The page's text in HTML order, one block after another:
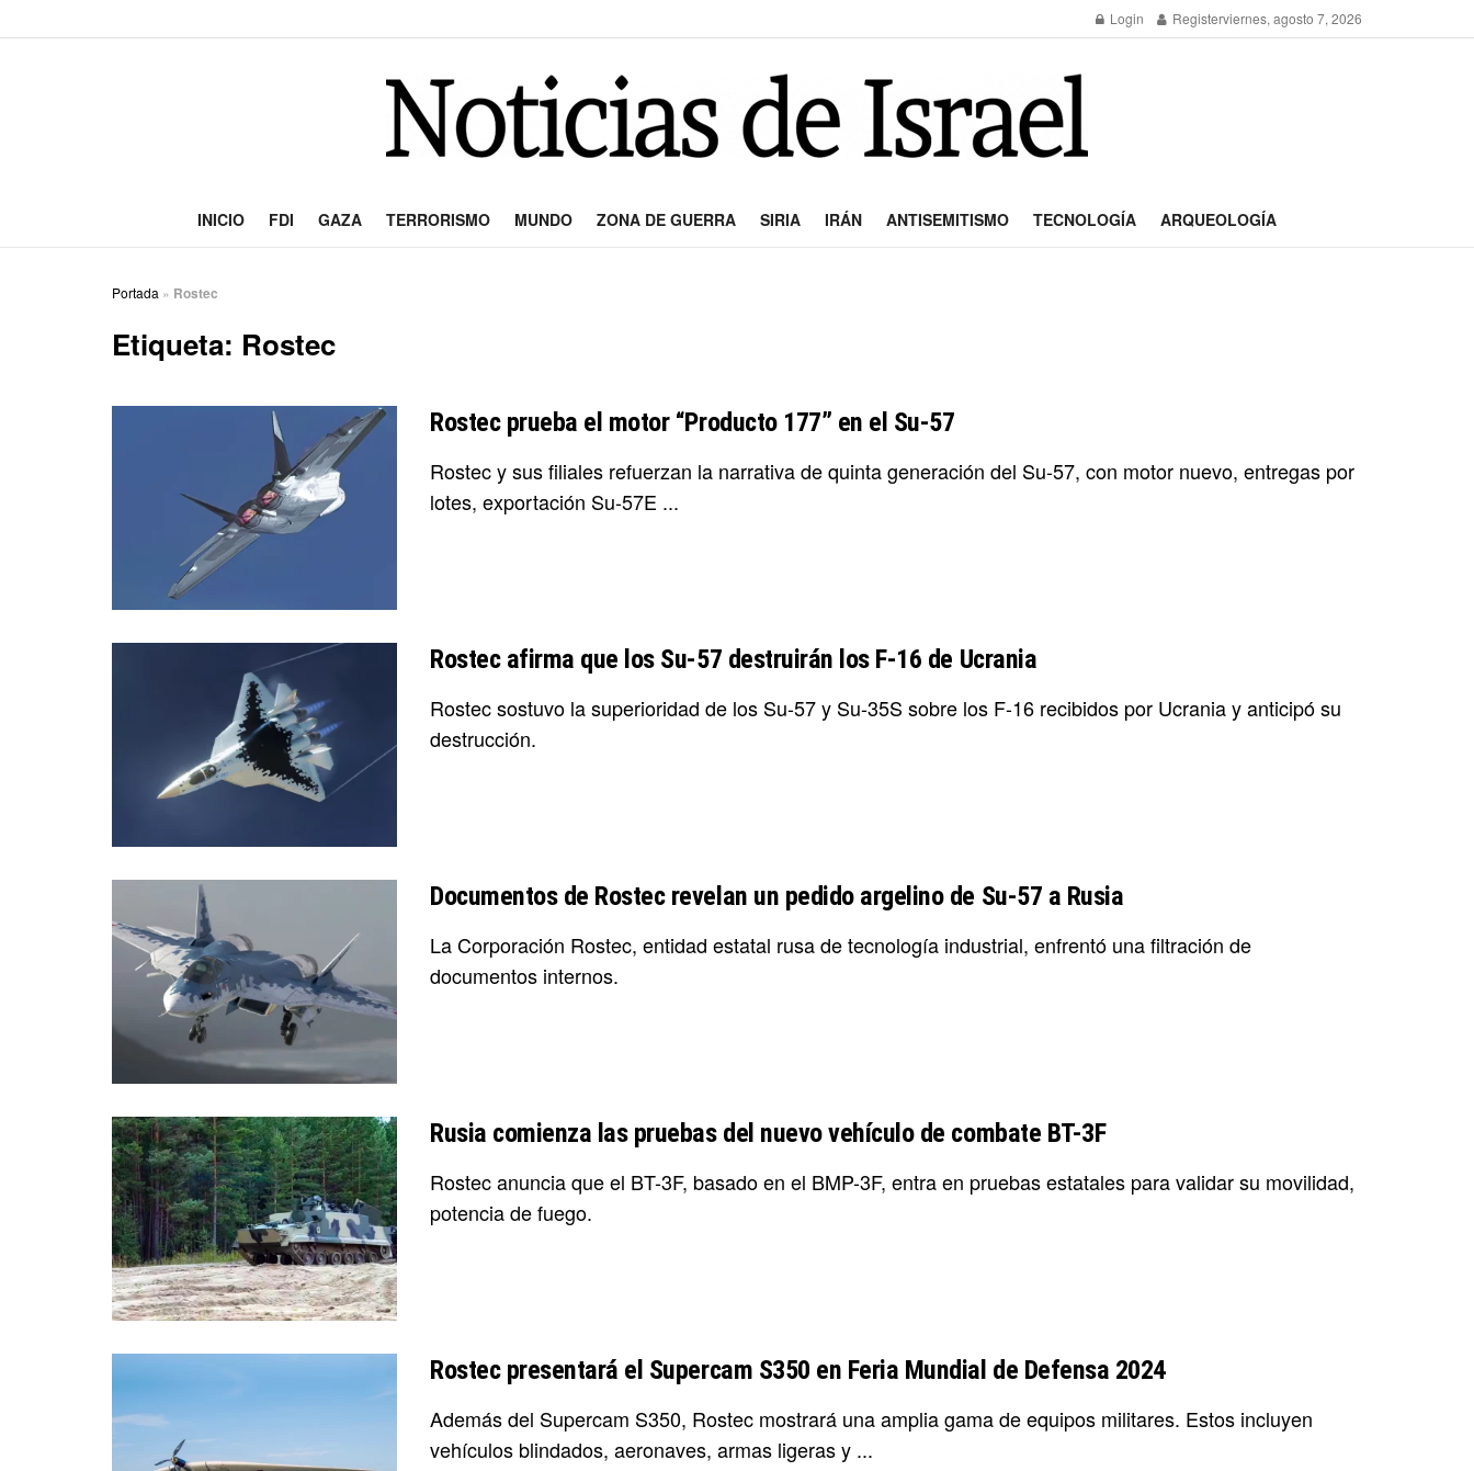
Login Registerviernes, agosto 7, 2026
INICIO FDI GAZA TERRORISMO MUNDO ZONA DE GUERRA SIRIA IRÁN ANTISEMITISMO TECNOLOGÍA ARQUEOLOGÍA
Portada » Rostec
Etiqueta: Rostec
Rostec prueba el motor “Producto 177” en el Su-57
Rostec y sus filiales refuerzan la narrativa de quinta generación del Su-57, con motor nuevo, entregas por
lotes, exportación Su-57E ...
Rostec afirma que los Su-57 destruirán los F-16 de Ucrania
Rostec sostuvo la superioridad de los Su-57 y Su-35S sobre los F-16 recibidos por Ucrania y anticipó su
destrucción.
Documentos de Rostec revelan un pedido argelino de Su-57 a Rusia
La Corporación Rostec, entidad estatal rusa de tecnología industrial, enfrentó una filtración de
documentos internos.
Rusia comienza las pruebas del nuevo vehículo de combate BT-3F
Rostec anuncia que el BT-3F, basado en el BMP-3F, entra en pruebas estatales para validar su movilidad,
potencia de fuego.
Rostec presentará el Supercam S350 en Feria Mundial de Defensa 2024
Además del Supercam S350, Rostec mostrará una amplia gama de equipos militares. Estos incluyen
vehículos blindados, aeronaves, armas ligeras y ...